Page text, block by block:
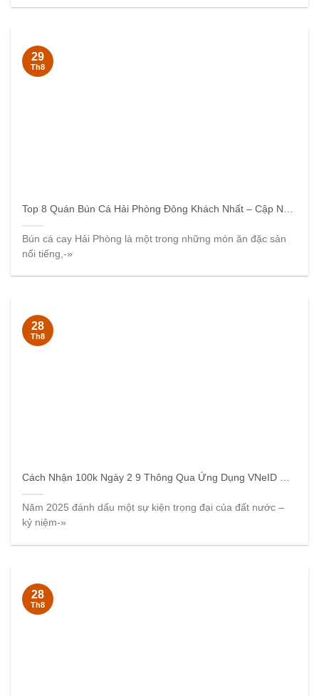
Top 8 Quán Bún Cá Hải Phòng Đông Khách Nhất – Cập Nhật 2025
Bún cá cay Hải Phòng là một trong những món ăn đặc sản
nổi tiếng,-»
29
Th8
Cách Nhận 100k Ngày 2 9 Thông Qua Ứng Dụng VNeID Dễ Dàng
Năm 2025 đánh dấu một sự kiện trọng đại của đất nước –
kỷ niệm-»
28
Th8
28
Th8